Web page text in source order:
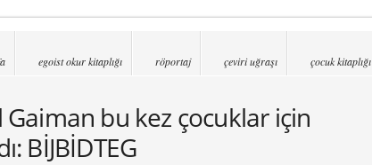
egoist okur kitaplığı röportaj çeviri uğraşı çocuk kitaplığı
Gaiman bu kez çocuklar için
BİJBİDTEG